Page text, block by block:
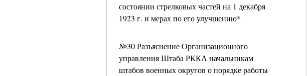
состоянии стрелковых частей на 1 декабря
1923 г. и мерах по его улучшению*
№30 Разъяснение Организационного
управления Штаба РККА начальникам
штабов военных округов о порядке работы